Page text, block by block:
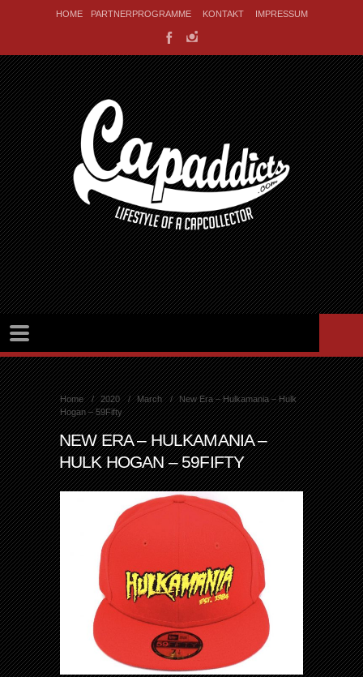
HOME PARTNERPROGRAMME KONTAKT IMPRESSUM
Home 2020 March
New Era – Hulkamania – Hulk
Hogan – 59Fifty
NEW ERA – HULKAMANIA –
HULK HOGAN – 59FIFTY